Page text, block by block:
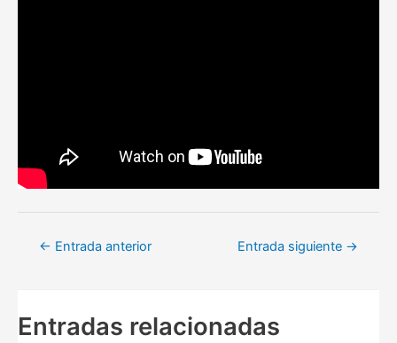
Navegación
← Entrada anterior Entrada siguiente →
Entradas relacionadas